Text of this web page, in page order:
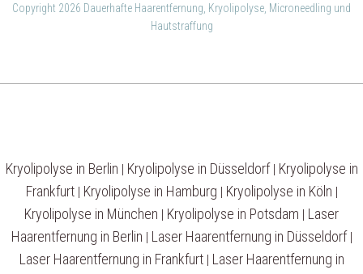
Copyright 2026 Dauerhafte Haarentfernung, Kryolipolyse, Microneedling und
Hautstraffung
Kryolipolyse in Berlin | Kryolipolyse in Düsseldorf| Kryolipolyse in
Frankfurt| Kryolipolyse in Hamburg | Kryolipolyse in Köln |
Kryolipolyse in München | Kryolipolyse in Potsdam | Laser
Haarentfernung in Berlin | Laser Haarentfernung in Düsseldorf|
Laser Haarentfernung in Frankfurt| Laser Haarentfernung in